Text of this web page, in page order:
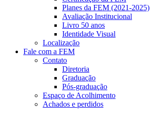
Planes da FEM (2021-2025)
Avaliação Institucional
Livro 50 anos
Identidade Visual
Localização
Fale com a FEM
Contato
Diretoria
Graduação
Pós-graduação
Espaço de Acolhimento
Achados e perdidos